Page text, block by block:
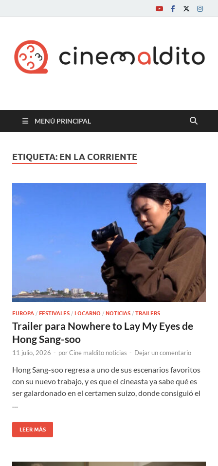
Cine maldito
MENÚ PRINCIPAL
ETIQUETA: EN LA CORRIENTE
EUROPA / FESTIVALES / LOCARNO / NOTICIAS / TRAILERS
Trailer para Nowhere to Lay My Eyes de
Hong Sang-soo
11 julio, 2026 - porCine maldito noticias - Dejar un comentario
Hong Sang-soo regresa a uno de sus escenarios favoritos
con su nuevo trabajo, y es que el cineasta ya sabe qué es
ser galardonado en el certamen suizo, donde consiguió el
…
LEER MÁS